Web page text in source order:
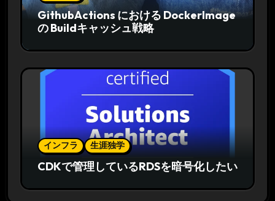
GithubActions における DockerImage
の Buildキャッシュ戦略
インフラ 生涯独学
CDKで管理しているRDSを暗号化したい